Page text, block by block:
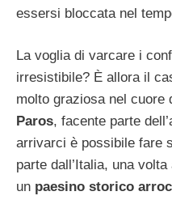
essersi bloccata nel
La voglia di varcare i
irresistibile? È allora il
molto graziosa nel cuore
Paros, facente parte
arrivarci è possibile fare
parte dall’Italia, una
un paesino storico